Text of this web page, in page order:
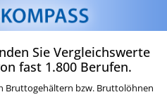
Zum Inhalt springen
Zum Navigationsmenü
Zur Suche springen
Zur Footer springen
Zum Das Portal des AMS
Beruf & Karriere springen
Sie Vergleichswerte
fast 1.800 Berufen.
Bruttogehältern bzw. Bruttolöhnen